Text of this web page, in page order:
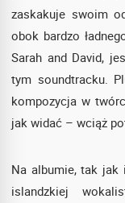
zaskakuje swoim
obok bardzo
Sarah and David,
tym soundtracku.
kompozycja w
jak widać – wciąż
Na albumie, tak jak
islandzkiej